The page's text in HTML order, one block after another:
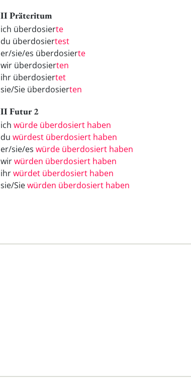
II Präteritum
ich überdosierte
du überdosiertest
er/sie/es überdosierte
wir überdosierten
ihr überdosiertet
sie/Sie überdosierten
II Futur 2
ich würde überdosiert haben
du würdest überdosiert haben
er/sie/es würde überdosiert haben
wirwürden überdosiert haben
ihrwürdet überdosiert haben
sie/Siewürden überdosiert haben